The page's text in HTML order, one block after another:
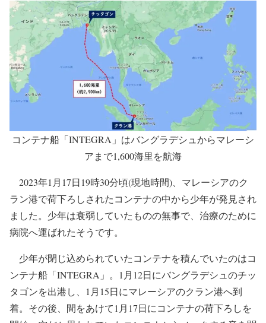
マレーシアのコンテナから5日間閉じ
込められていた少年を発見
コンテナ船「INTEGRA」はバングラデシュからマレーシ
アまで1,600海里を航海
2023年1月17日19時30分頃(現地時間)、マレーシアのク
ラン港で荷下ろしされたコンテナの中から少年が発見され
ました。少年は衰弱していたものの無事で、治療のために
病院へ運ばれたそうです。